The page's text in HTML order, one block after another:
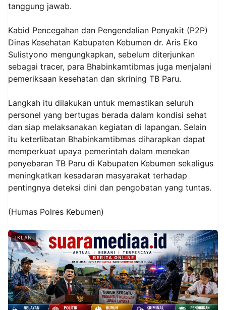
tanggung jawab.
Kabid Pencegahan dan Pengendalian Penyakit (P2P)
Dinas Kesehatan Kabupaten Kebumen dr. Aris Eko
Sulistyono mengungkapkan, sebelum diterjunkan
sebagai tracer, para Bhabinkamtibmas juga menjalani
pemeriksaan kesehatan dan skrining TB Paru.
Langkah itu dilakukan untuk memastikan seluruh
personel yang bertugas berada dalam kondisi sehat
dan siap melaksanakan kegiatan di lapangan. Selain
itu keterlibatan Bhabinkamtibmas diharapkan dapat
memperkuat upaya pemerintah dalam menekan
penyebaran TB Paru di Kabupaten Kebumen sekaligus
meningkatkan kesadaran masyarakat terhadap
pentingnya deteksi dini dan pengobatan yang tuntas.
(Humas Polres Kebumen)
IKLAN